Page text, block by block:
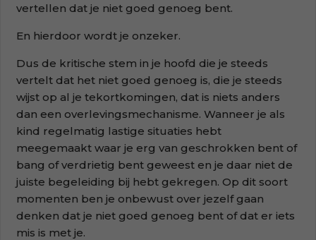
vertellen dat je niet goed genoeg bent.
En hierdoor wordt je onzeker.
Dus de kritische stem in je hoofd die je steeds
vertelt dat het niet goed genoeg is, die je steeds
wijst op al je tekortkomingen, dat is niets anders
dan een overlevingsmechanisme. Wanneer je als
kind regelmatig lastige situaties hebt
meegemaakt waar je erg van geschrokken bent of
bang of verdrietig bent geweest en je daar niet de
juiste begeleiding bij hebt gekregen. Op dit soort
momenten ben je onbewust over jezelf gaan
denken dat je niet goed genoeg bent of dat er iets
mis is met je.